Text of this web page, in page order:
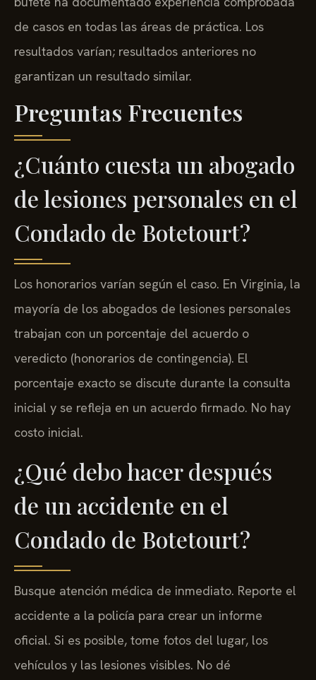
de casos en todas las áreas de práctica. Los
resultados varían; resultados anteriores no
garantizan un resultado similar.
Preguntas Frecuentes
¿Cuánto cuesta un abogado
de lesiones personales en el
Condado de Botetourt?
Los honorarios varían según el caso. En Virginia, la
mayoría de los abogados de lesiones personales
trabajan con un porcentaje del acuerdo o
veredicto (honorarios de contingencia). El
porcentaje exacto se discute durante la consulta
inicial y se refleja en un acuerdo firmado. No hay
costo inicial.
¿Qué debo hacer después
de un accidente en el
Condado de Botetourt?
Busque atención médica de inmediato. Reporte el
accidente a la policía para crear un informe
oficial. Si es posible, tome fotos del lugar, los
vehículos y las lesiones visibles. No dé